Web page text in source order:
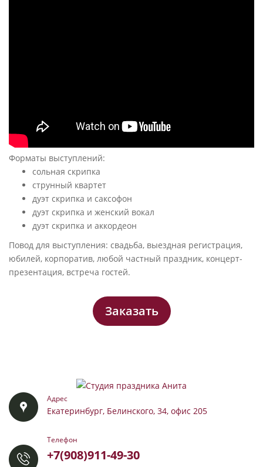
Форматы выступлений:
сольная скрипка
струнный квартет
дуэт скрипка и саксофон
дуэт скрипка и женский вокал
дуэт скрипка и аккордеон
Повод для выступления: свадьба, выездная регистрация,
юбилей, корпоратив, любой частный праздник, концерт-
презентация, встреча гостей.
Заказать
Адрес
Екатеринбург, Белинского, 34, офис 205
Телефон
+7(908)911-49-30